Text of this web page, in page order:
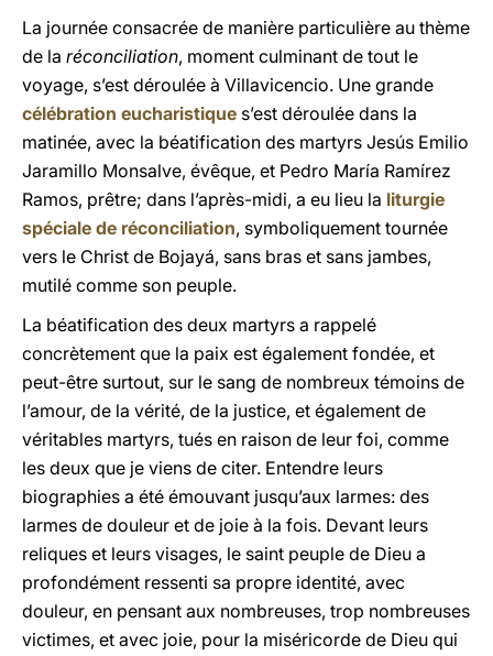
La journée consacrée de manière particulière au thème
de la réconciliation, moment culminant de tout le
voyage, s’est déroulée à Villavicencio. Une grande
célébration eucharistique s’est déroulée dans la
matinée, avec la béatification des martyrs Jesús Emilio
Jaramillo Monsalve, évêque, et Pedro María Ramírez
Ramos, prêtre; dans l’après-midi, a eu lieu la liturgie
spéciale de réconciliation, symboliquement tournée
vers le Christ de Bojayá, sans bras et sans jambes,
mutilé comme son peuple.
La béatification des deux martyrs a rappelé
concrètement que la paix est également fondée, et
peut-être surtout, sur le sang de nombreux témoins de
l’amour, de la vérité, de la justice, et également de
véritables martyrs, tués en raison de leur foi, comme
les deux que je viens de citer. Entendre leurs
biographies a été émouvant jusqu’aux larmes: des
larmes de douleur et de joie à la fois. Devant leurs
reliques et leurs visages, le saint peuple de Dieu a
profondément ressenti sa propre identité, avec
douleur, en pensant aux nombreuses, trop nombreuses
victimes, et avec joie, pour la miséricorde de Dieu qui